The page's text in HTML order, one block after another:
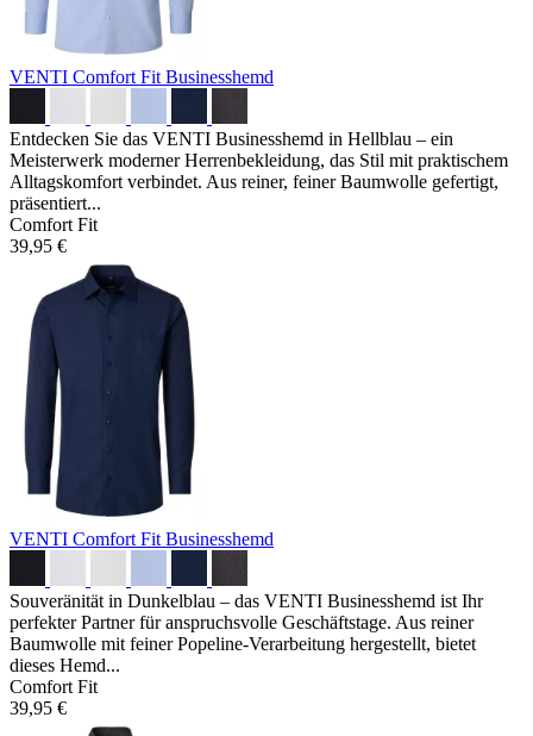
VENTI Comfort Fit Businesshemd
Entdecken Sie das VENTI Businesshemd in Hellblau – ein
Meisterwerk moderner Herrenbekleidung, das Stil mit praktischem
Alltagskomfort verbindet. Aus reiner, feiner Baumwolle gefertigt,
präsentiert...
Comfort Fit
39,95 €
VENTI Comfort Fit Businesshemd
Souveränität in Dunkelblau – das VENTI Businesshemd ist Ihr
perfekter Partner für anspruchsvolle Geschäftstage. Aus reiner
Baumwolle mit feiner Popeline-Verarbeitung hergestellt, bietet
dieses Hemd...
Comfort Fit
39,95 €